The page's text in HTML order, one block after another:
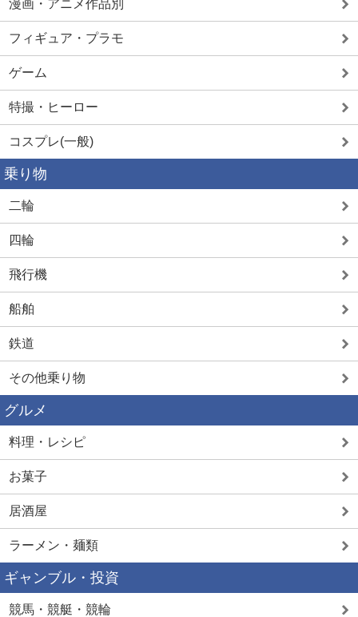
漫画・アニメ作品別
フィギュア・プラモ
ゲーム
特撮・ヒーロー
コスプレ(一般)
乗り物
二輪
四輪
飛行機
船舶
鉄道
その他乗り物
グルメ
料理・レシピ
お菓子
居酒屋
ラーメン・麺類
ギャンブル・投資
競馬・競艇・競輪